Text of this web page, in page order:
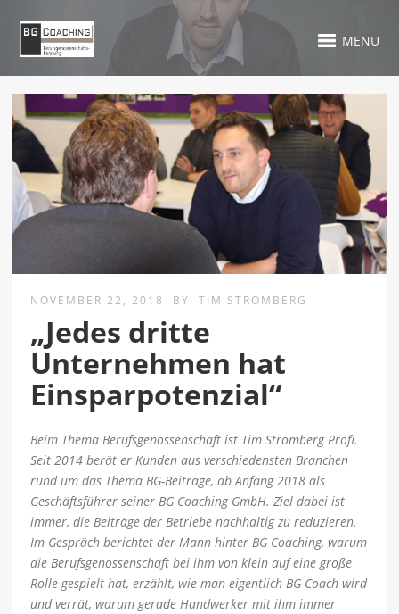
MENU
NOVEMBER 22, 2018 BY TIM STROMBERG
„Jedes dritte
Unternehmen hat
Einsparpotenzial“
Beim Thema Berufsgenossenschaft ist Tim Stromberg Profi.
Seit 2014 berät er Kunden aus verschiedensten Branchen
rund um das Thema BG-Beiträge, ab Anfang 2018 als
Geschäftsführer seiner BG Coaching GmbH. Ziel dabei ist
immer, die Beiträge der Betriebe nachhaltig zu reduzieren.
Im Gespräch berichtet der Mann hinter BG Coaching, warum
die Berufsgenossenschaft bei ihm von klein auf eine große
Rolle gespielt hat, erzählt, wie man eigentlich BG Coach wird
und verrät, warum gerade Handwerker mit ihm immer